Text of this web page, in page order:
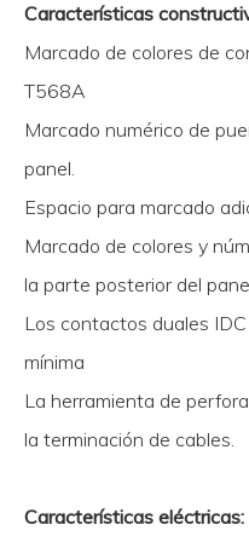
Características
Marcado de colores de
T568A
Marcado numérico de
panel.
Espacio para marcado
Marcado de colores y
la parte posterior del
Los contactos duales
mínima
La herramienta de
la terminación de cables.
Características eléctricas: